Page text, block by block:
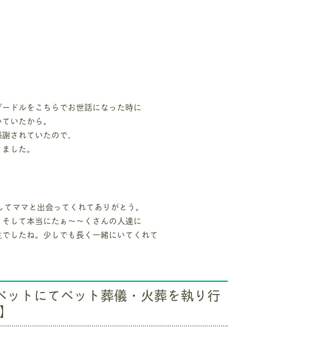
ドルをこちらでお世話になった時に
いたから。
されていたので、
した。
ママと出会ってくれてありがとう。
して本当にたぁ～～くさんの人達に
したね。少しでも長く一緒にいてくれて
トにてペット葬儀・火葬を執り行